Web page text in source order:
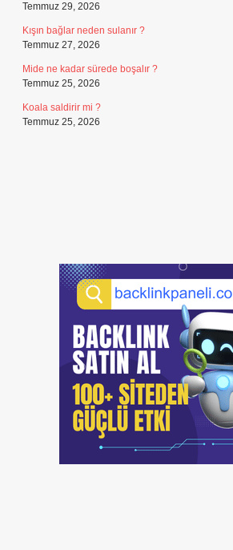
Temmuz 29, 2026
Kışın bağlar neden sulanır ?
Temmuz 27, 2026
Mide ne kadar sürede boşalır ?
Temmuz 25, 2026
Koala saldirir mi ?
Temmuz 25, 2026